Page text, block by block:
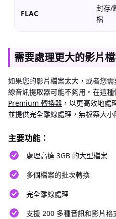
FLAC
封存/
檔
需要處理更大的影片
如果您的影片檔案太大，或者您
線音訊提取器可能不夠用。在這
Premium 轉換器 ，以更高效地處
並提供完全離線處理，無檔案大小
主要功能：
處理高達 3GB 的大型檔案
多個檔案的批次轉換
完全離線處理
支援 200 多種音訊和影片格